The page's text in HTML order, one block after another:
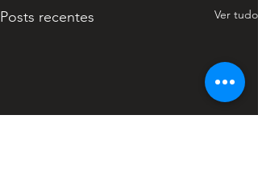
Posts recentes Ver tudo